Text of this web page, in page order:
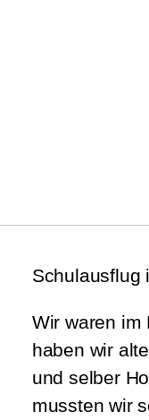
Schulausflug
Wir waren im
haben wir
und selber
mussten wir